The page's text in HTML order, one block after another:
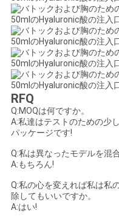
RFQ
Q:MOQは何ですか。
A:私達はテストのための少
パッケージです!
Q:私は異なったモデルを混
A:もちろん!
Q:私の心を変えれば私は私
除してもいいですか。
A:はい!